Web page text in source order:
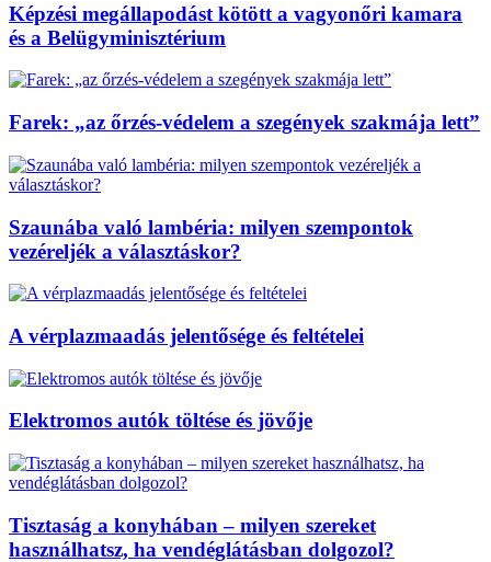
Képzési megállapodást kötött a vagyonőri kamara
és a Belügyminisztérium
Farek: „az őrzés-védelem a szegények szakmája lett”
Szaunába való lambéria: milyen szempontok
vezéreljék a választáskor?
A vérplazmaadás jelentősége és feltételei
Elektromos autók töltése és jövője
Tisztaság a konyhában – milyen szereket
használhatsz, ha vendéglátásban dolgozol?